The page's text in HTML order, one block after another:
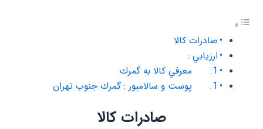
صادرات کالا
ارزيابي :‌
1. معرفي كالا به گمرك
1. پوست و سالامبور : گمرك جنوب تهران
صادرات کالا